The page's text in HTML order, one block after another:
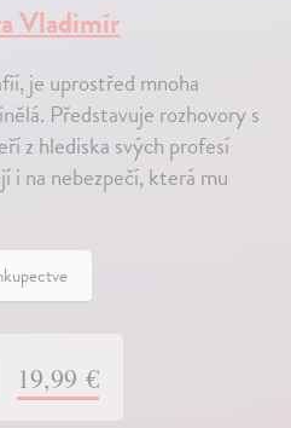
Vladimír
je uprostřed mnoha
Představuje rozhovory s
z hlediska svých profesí
i na nebezpečí, která mu
19,99 €